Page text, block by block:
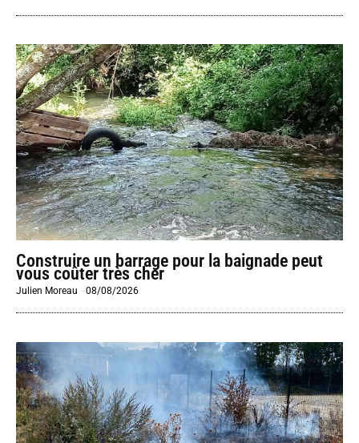
Construire un barrage pour la baignade peut
vous coûter très cher
Julien Moreau -08/08/2026